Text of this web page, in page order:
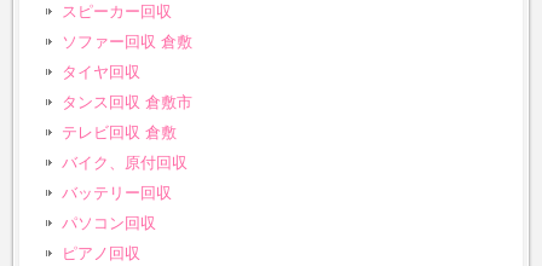
スピーカー回収
ソファー回収 倉敷
タイヤ回収
タンス回収 倉敷市
テレビ回収 倉敷
バイク、原付回収
バッテリー回収
パソコン回収
ピアノ回収